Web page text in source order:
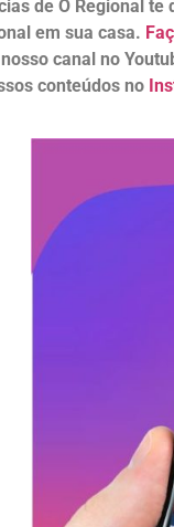
de O Regional
em sua casa.
canal no
conteúdos no